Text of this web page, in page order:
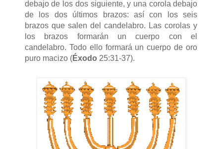
debajo de los dos siguiente, y una corola debajo
de los dos últimos brazos: así con los seis
brazos que salen del candelabro. Las corolas y
los brazos formarán un cuerpo con el
candelabro. Todo ello formará un cuerpo de oro
puro macizo (Éxodo 25:31-37).